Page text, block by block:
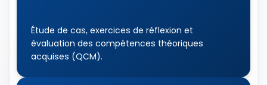
Étude de cas, exercices de réflexion et
évaluation des compétences théoriques
acquises (QCM).